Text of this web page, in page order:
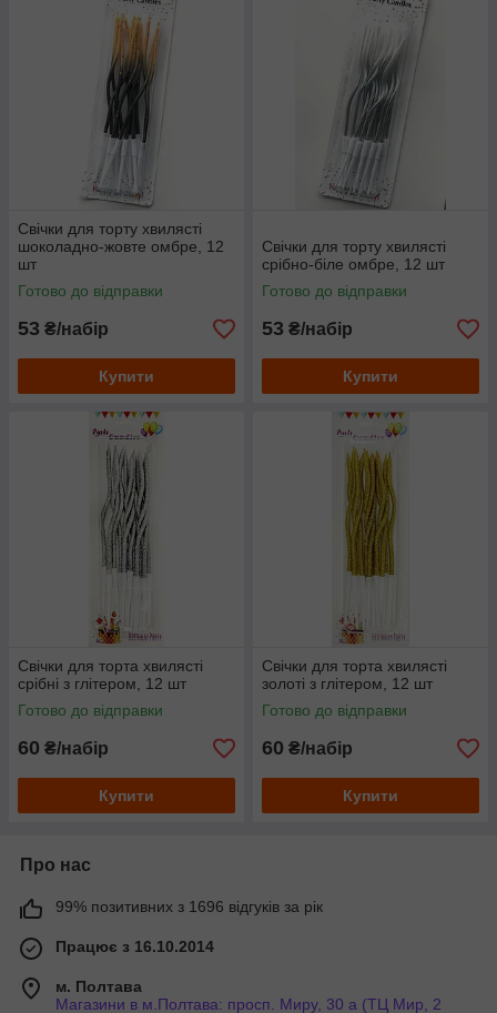
Свічки для торту хвилясті
шоколадно-жовте омбре, 12
шт
Готово до відправки
53 ₴/набір
Купити
Свічки для торту хвилясті
срібно-біле омбре, 12 шт
Готово до відправки
53 ₴/набір
Купити
Свічки для торта хвилясті
срібні з глітером, 12 шт
Готово до відправки
60 ₴/набір
Купити
Свічки для торта хвилясті
золоті з глітером, 12 шт
Готово до відправки
60 ₴/набір
Купити
Про нас
99% позитивних з 1696 відгуків за рік
Працює з 16.10.2014
м. Полтава
Магазини в м.Полтава: просп. Миру, 30 а (ТЦ Мир, 2